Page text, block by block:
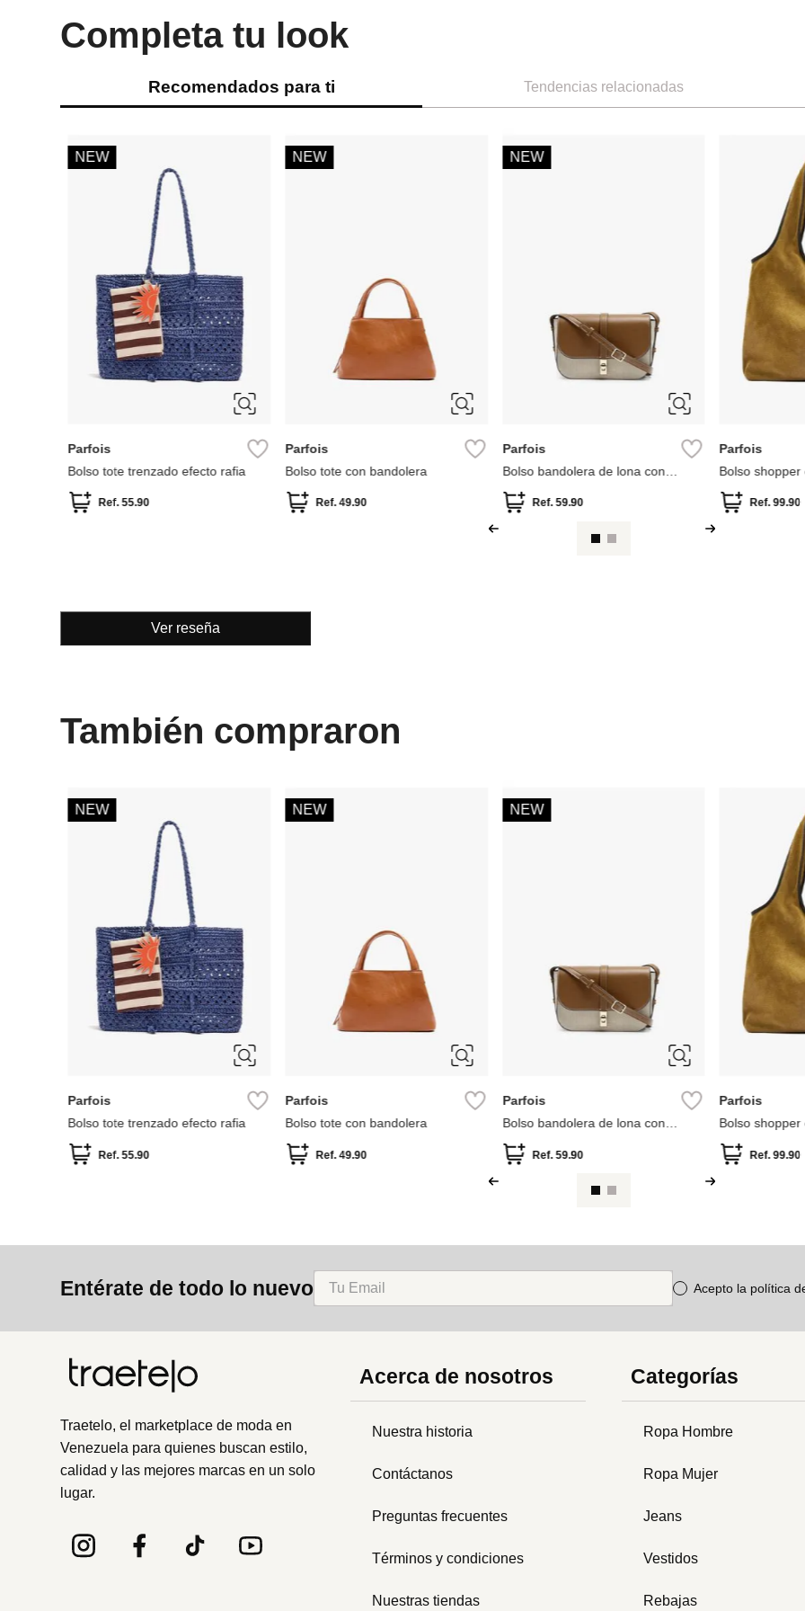
Completa tu look
Recomendados para ti Tendencias relacionadas
- 30 %
Aldo
Bolso de hombro eelinora
Ref.85.00Ref.
- 60 %
MNG
Bolso mini asas acabado brillante
Ref.64.99Ref.
MNG
Bolso bucket detalle metálico
Ref.64.99
MNG
Mini Capazo
Ref.84.99
Ver reseña
También compraron
- 30 %
Aldo
Bolso de hombro eelinora
Ref.85.00Ref.
- 60 %
MNG
Bolso mini asas acabado brillante
Ref.64.99Ref.
MNG
Bolso bucket detalle metálico
Ref.64.99
MNG
Mini Capazo
Ref.84.99
Entérate de todo lo nuevo Acepto la política
Traetelo, el marketplace de moda en
Venezuela para quienes buscan estilo,
calidad y las mejores marcas en un solo
lugar.
Acerca de nosotros
Nuestra historia
Contáctanos
Preguntas frecuentes
Términos y condiciones
Nuestras tiendas
Categorías
Ropa Hombre
Ropa Mujer
Jeans
Vestidos
Rebajas